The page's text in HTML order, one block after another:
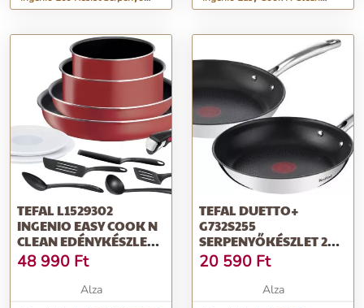
szett, 3 db
Serpenyő szett, 3 db
TEFAL L1529302
INGENIO EASY COOK N
CLEAN EDÉNYKÉSZLET,
12 DB
48 990 Ft
Alza
TEFAL DUETTO+
G732S255
SERPENYŐKÉSZLET 24
ÉS 28 CM
20 590 Ft
Alza